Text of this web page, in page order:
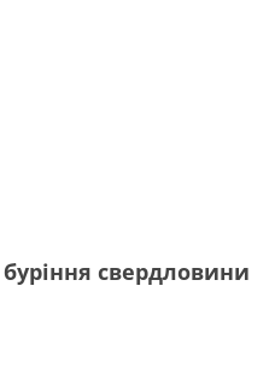
свердловини